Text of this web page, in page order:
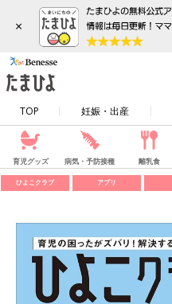
×
TOP 妊娠・出産
育児グッズ 病気・予防接種 離乳食
ひよこクラブ アプリ